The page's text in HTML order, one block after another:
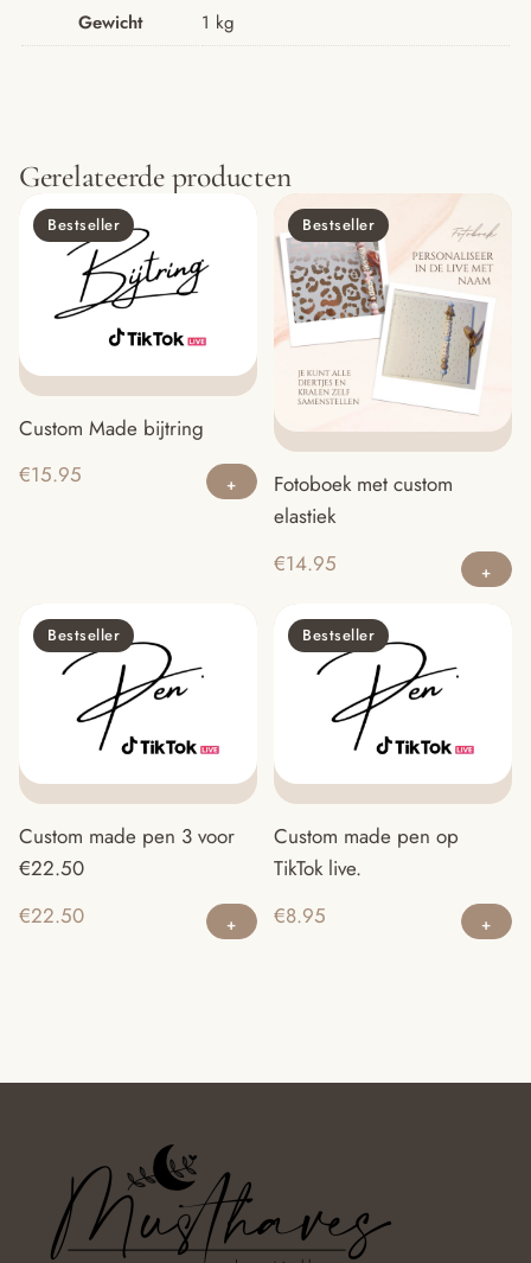
Gewicht 1 kg
Gerelateerde producten
Bestseller
Custom Made bijtring
€15.95
Bestseller
Fotoboek met custom
elastiek
€14.95
Bestseller
Custom made pen 3 voor
€22.50
€22.50
Bestseller
Custom made pen op
TikTok live.
€8.95